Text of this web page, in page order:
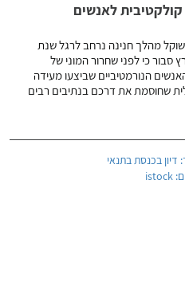
לאנשים
שוקל מהלך חנינה נרחב לרגל שנת
סבור כי לפני שחרור המוני של
הנורמטיביים שביצעו מעידה
שחוסמת את דרכם בנתיבים רבים